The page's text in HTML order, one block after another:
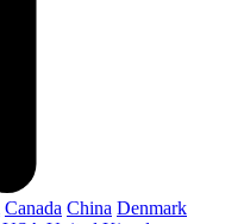
Canada China Denmark